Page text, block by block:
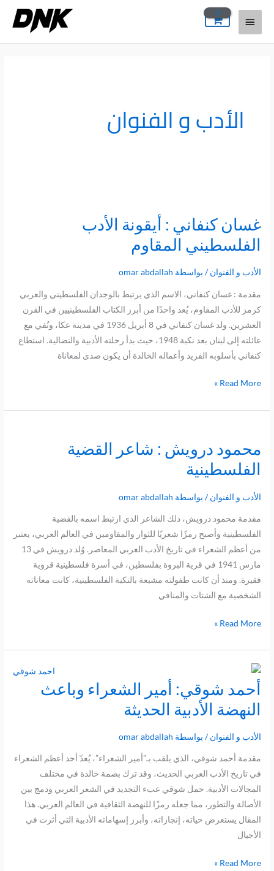
المحتوى
القائمة
الرئيسية
الأدب و الفنوان
غسان كنفاني : أيقونة الأدب
الفلسطيني المقاوم
الأدب و الفنوان/ بواسطة omar abdallah
مقدمة : غسان كنفاني، الاسم الذي يرتبط بالوجدان الفلسطيني والعربي
كرمز للأدب المقاوم، يُعد واحدًا من أبرز الكتاب الفلسطينيين في القرن
العشرين. ولد غسان كنفاني في 8 أبريل 1936 في مدينة عكا، ونُفي مع
عائلته إلى لبنان بعد نكبة 1948، حيث بدأ رحلته الأدبية والنضالية. استطاع
كنفاني بأسلوبه الفريد وأعماله الخالدة أن يكون صدى لمعاناة
غسان
كنفاني
:
أيقونة
الفلسطيني
المقاوم
Read More »
محمود درويش : شاعر القضية
الفلسطينية
الأدب و الفنوان/ بواسطة omar abdallah
مقدمة محمود درويش، ذلك الشاعر الذي ارتبط اسمه بالقضية
الفلسطينية وأصبح رمزًا شعريًا للثوار والمقاومين في العالم العربي، يعتبر
من أعظم الشعراء في تاريخ الأدب العربي المعاصر. وُلد درويش في 13
مارس 1941 في قرية البروة بفلسطين، في أسرة فلسطينية قروية
فقيرة. ومنذ أن كانت طفولته مشبعة بالنكبة الفلسطينية، كانت معاناته
الشخصية مع الشتات والمنافي
درويش
:
شاعر
الفلسطينية
Read More »
أحمد شوقي: أمير الشعراء وباعث
النهضة الأدبية الحديثة
الأدب و الفنوان/ بواسطة omar abdallah
مقدمة أحمد شوقي، الذي يلقب بـ”أمير الشعراء”، يُعدّ أحد أعظم الشعراء
في تاريخ الأدب العربي الحديث، وقد ترك بصمة خالدة في مختلف
المجالات الأدبية. حمل شوقي عبء التجديد في الشعر العربي ودمج بين
الأصالة والتطور، مما جعله رمزًا للنهضة الثقافية في العالم العربي. هذا
المقال يستعرض حياته، إنجازاته، وأبرز إسهاماته الأدبية التي أثرت في
الأجيال
أحمد
شوقي:
أمير
الشعراء
النهضة
الأدبية
الحديثة
Read More »